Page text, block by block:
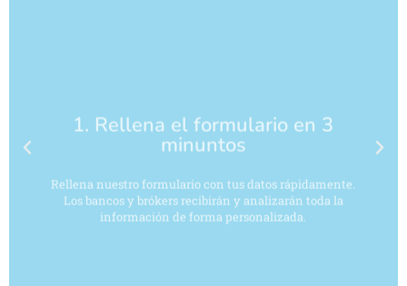
minuntos
Rellena nuestro formulario con tus datos rápidamente.
información de forma personalizada.